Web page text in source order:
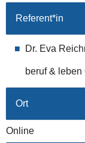
Referent*in
Dr. Eva
beruf &
Ort
Online